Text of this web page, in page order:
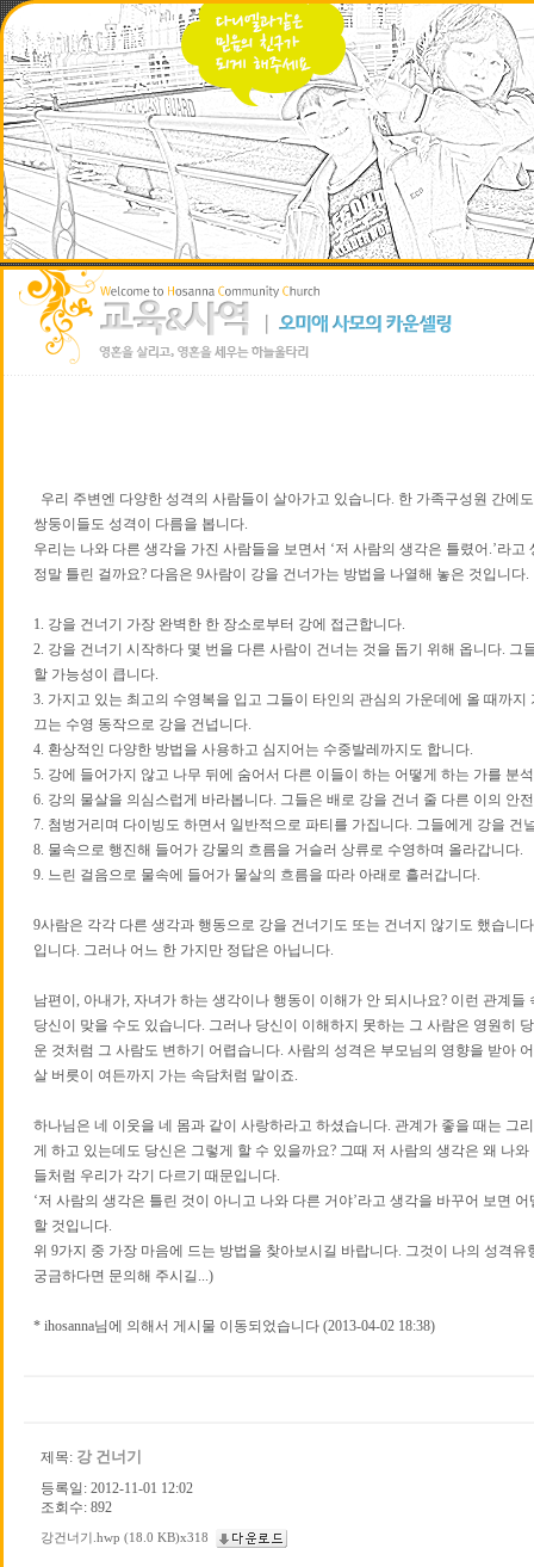
우리 주변엔 다양한 성격의 사람들이 살아가고 있습니다. 한 가족구성원 간에
쌍둥이들도 성격이 다름을 봅니다.
우리는 나와 다른 생각을 가진 사람들을 보면서 ‘저 사람의 생각은 틀렸어.’라고
정말 틀린 걸까요? 다음은 9사람이 강을 건너가는 방법을 나열해 놓은 것입니다.
1. 강을 건너기 가장 완벽한 한 장소로부터 강에 접근합니다.
2. 강을 건너기 시작하다 몇 번을 다른 사람이 건너는 것을 돕기 위해 옵니다.
할 가능성이 큽니다.
3. 가지고 있는 최고의 수영복을 입고 그들이 타인의 관심의 가운데에 올 때까
끄는 수영 동작으로 강을 건넙니다.
4. 환상적인 다양한 방법을 사용하고 심지어는 수중발레까지도 합니다.
5. 강에 들어가지 않고 나무 뒤에 숨어서 다른 이들이 하는 어떻게 하는 가를 분
6. 강의 물살을 의심스럽게 바라봅니다. 그들은 배로 강을 건너 줄 다른 이의 안
7. 첨벙거리며 다이빙도 하면서 일반적으로 파티를 가집니다. 그들에게 강을 건
8. 물속으로 행진해 들어가 강물의 흐름을 거슬러 상류로 수영하며 올라갑니다.
9. 느린 걸음으로 물속에 들어가 물살의 흐름을 따라 아래로 흘러갑니다.
9사람은 각각 다른 생각과 행동으로 강을 건너기도 또는 건너지 않기도 했습니
입니다. 그러나 어느 한 가지만 정답은 아닙니다.
남편이, 아내가, 자녀가 하는 생각이나 행동이 이해가 안 되시나요? 이런 관계
당신이 맞을 수도 있습니다. 그러나 당신이 이해하지 못하는 그 사람은 영원히
운 것처럼 그 사람도 변하기 어렵습니다. 사람의 성격은 부모님의 영향을 받아
살 버릇이 여든까지 가는 속담처럼 말이죠.
하나님은 네 이웃을 네 몸과 같이 사랑하라고 하셨습니다. 관계가 좋을 때는 그
게 하고 있는데도 당신은 그렇게 할 수 있을까요? 그때 저 사람의 생각은 왜 나
들처럼 우리가 각기 다르기 때문입니다.
‘저 사람의 생각은 틀린 것이 아니고 나와 다른 거야’라고 생각을 바꾸어 보면
할 것입니다.
위 9가지 중 가장 마음에 드는 방법을 찾아보시길 바랍니다. 그것이 나의 성격
궁금하다면 문의해 주시길...)
* ihosanna님에 의해서 게시물 이동되었습니다 (2013-04-02 18:38)
제목: 강 건너기
등록일: 2012-11-01 12:02
조회수: 892
강건너기.hwp (18.0 KB)x318